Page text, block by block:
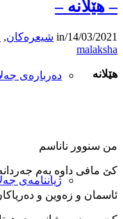
دەربارەی
ژیاننامەی
– هێلانه –
14/03/2021
/
in شیعرەکان,
malaksha
هێلانه
من سنوور ناناسم
کێ مافی داوه ‌به‌م
ئاسمان و زه‌وین و